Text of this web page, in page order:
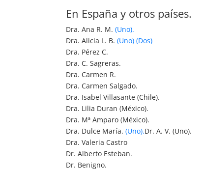
En España y otros países.
Dra. Ana R. M.(Uno).
Dra. Alicia L. B.(Uno) (Dos)
Dra. Pérez C.
Dra. C. Sagreras.
Dra. Carmen R.
Dra. Carmen Salgado.
Dra. Isabel Villasante (Chile).
Dra. Lilia Duran (México).
Dra. Mª Amparo (México).
Dra. Dulce María.(Uno).Dr. A. V. (Uno).
Dra. Valeria Castro
Dr. Alberto Esteban.
Dr. Benigno.